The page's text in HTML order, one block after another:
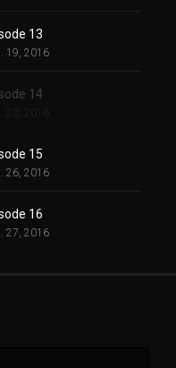
13
19, 2016
14
20, 2016
15
26, 2016
16
27, 2016